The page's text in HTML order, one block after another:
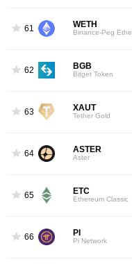
61 WETH
Binance-Peg
62 BGB
Bitget Token
63 XAUT
Tether Gold
64 ASTER
Aster
65 ETC
Ethereum Classic
66 PI
Pi Network